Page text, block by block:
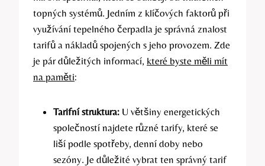
topných systémů. Jedním z klíčových faktorů při
využívání tepelného čerpadla je správná znalost
tarifů a nákladů spojených s jeho provozem. Zde
je pár důležitých informací, které byste měli mít
na paměti:
Tarifní struktura: U většiny energetických
společností najdete různé tarify, které se
liší podle spotřeby, denní doby nebo
sezóny. Je důležité vybrat ten správný tarif